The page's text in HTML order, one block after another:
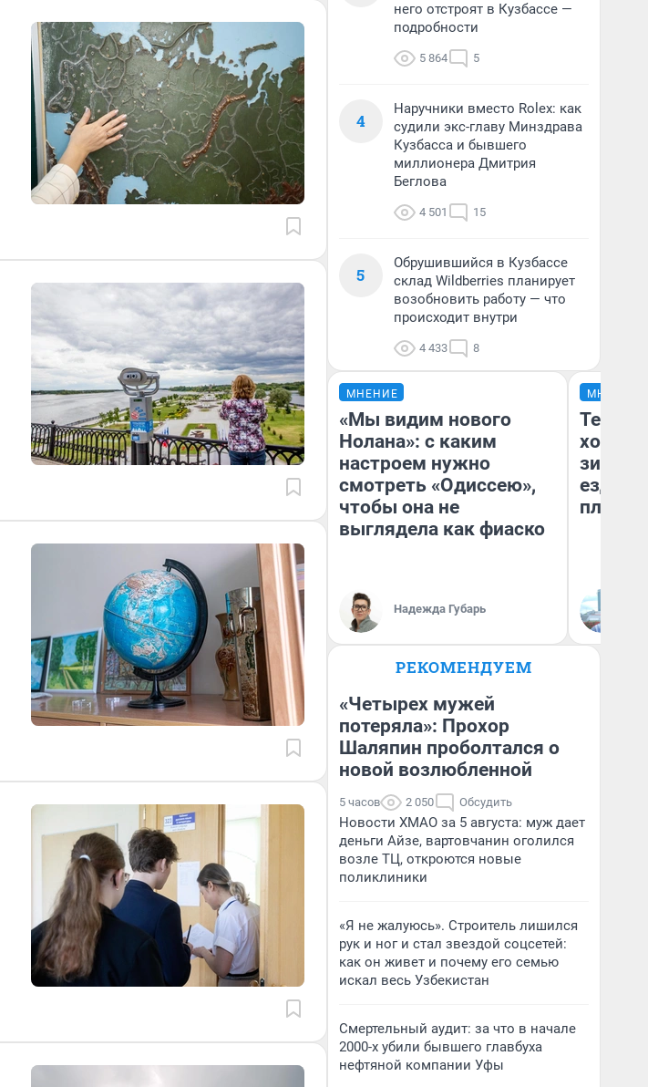
него отстроят в Кузбассе —
подробности
5 864 5
4
Наручники вместо Rolex: как
судили экс-главу Минздрава
Кузбасса и бывшего
миллионера Дмитрия
Беглова
4 501 15
5
Обрушившийся в Кузбассе
склад Wildberries планирует
возобновить работу — что
происходит внутри
4 433 8
МНЕНИЕ
«Мы видим нового
Нолана»: с каким
настроем нужно
смотреть «Одиссею»,
чтобы она не
выглядела как фиаско
Надежда Губарь
МНЕНИЕ
Тепло
зимой.
ездит
плюсы
РЕКОМЕНДУЕМ
«Четырех мужей
потеряла»: Прохор
Шаляпин проболтался о
новой возлюбленной
5 часов 2 050 Обсудить
Новости ХМАО за 5 августа: муж дает
деньги Айзе, вартовчанин оголился
возле ТЦ, откроются новые
поликлиники
«Я не жалуюсь». Строитель лишился
рук и ног и стал звездой соцсетей:
как он живет и почему его семью
искал весь Узбекистан
Смертельный аудит: за что в начале
2000-х убили бывшего главбуха
нефтяной компании Уфы